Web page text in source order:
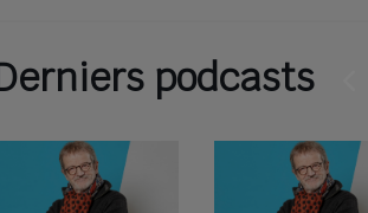
podcasts